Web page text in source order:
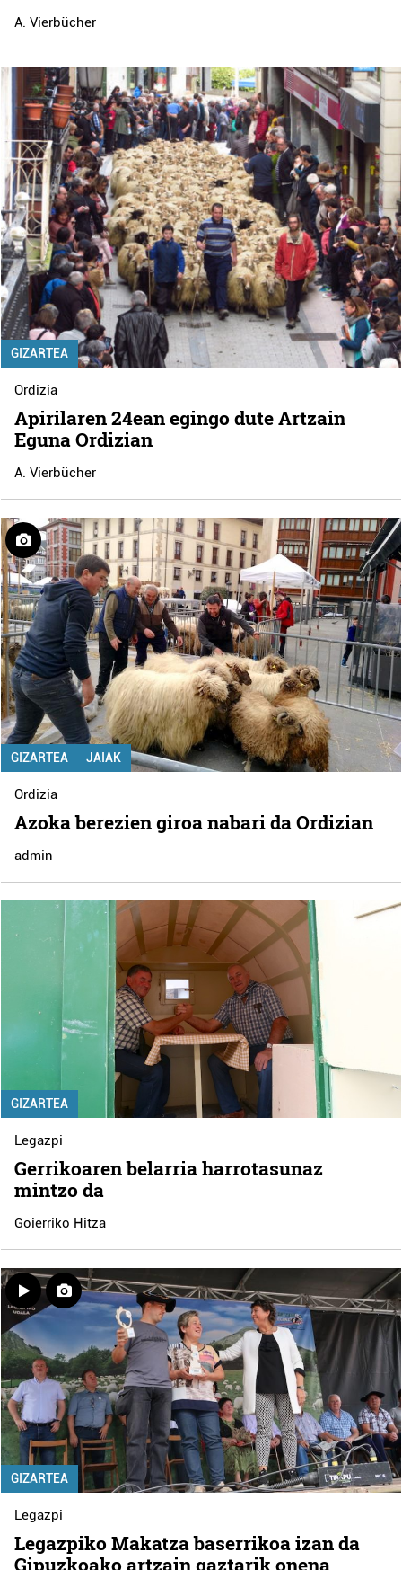
A. Vierbücher
GIZARTEA
Ordizia
Apirilaren 24ean egingo dute Artzain
Eguna Ordizian
A. Vierbücher
GIZARTEA JAIAK
Ordizia
Azoka berezien giroa nabari da Ordizian
admin
GIZARTEA
Legazpi
Gerrikoaren belarria harrotasunaz
mintzo da
Goierriko Hitza
GIZARTEA
Legazpi
Legazpiko Makatza baserrikoa izan da
Gipuzkoako artzain gaztarik onena